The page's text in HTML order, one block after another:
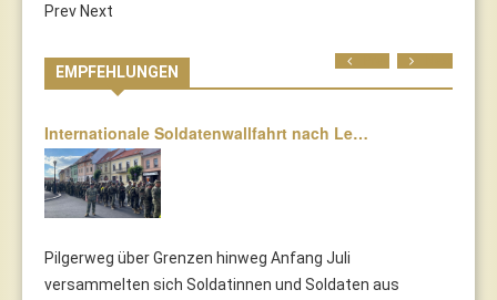
PrevNext
EMPFEHLUNGEN
Internationale Soldatenwallfahrt nach Le…
Pilgerweg über Grenzen hinweg Anfang Juli
versammelten sich Soldatinnen und Soldaten aus